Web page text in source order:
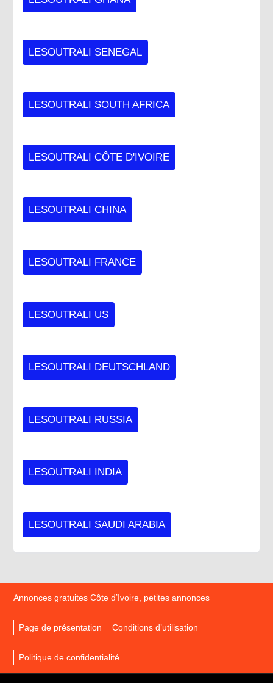
LESOUTRALI SENEGAL
LESOUTRALI SOUTH AFRICA
LESOUTRALI CÔTE D'IVOIRE
LESOUTRALI CHINA
LESOUTRALI FRANCE
LESOUTRALI US
LESOUTRALI DEUTSCHLAND
LESOUTRALI RUSSIA
LESOUTRALI INDIA
LESOUTRALI SAUDI ARABIA
Annonces gratuites Côte d’Ivoire, petites annonces
Page de présentation Conditions d’utilisation
Politique de confidentialité